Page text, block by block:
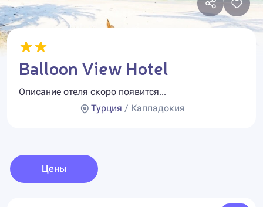
Balloon View Hotel
Описание отеля скоро появится...
Турция / Каппадокия
Цены